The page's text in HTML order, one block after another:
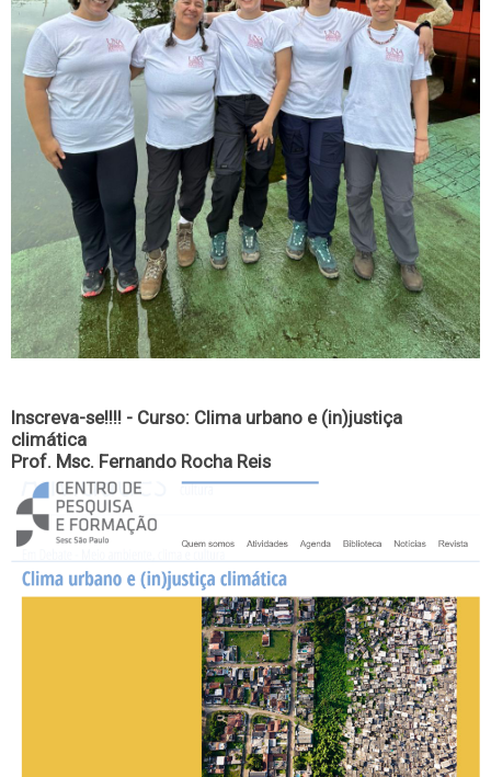
Inscreva-se!!!! - Curso: Clima urbano e (in)justiça
climática
Prof. Msc. Fernando Rocha Reis